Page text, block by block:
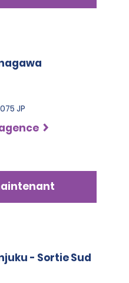
JP
- Sortie Sud